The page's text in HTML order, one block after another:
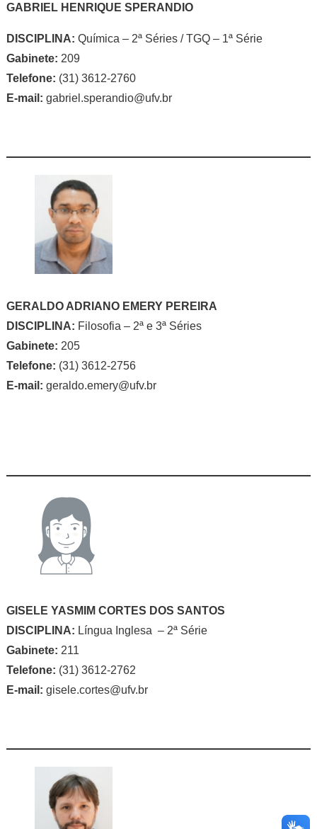
GABRIEL HENRIQUE SPERANDIO
DISCIPLINA: Química – 2ª Séries / TGQ – 1ª Série
Gabinete: 209
Telefone: (31) 3612-2760
E-mail: gabriel.sperandio@ufv.br
GERALDO ADRIANO EMERY PEREIRA
DISCIPLINA: Filosofia – 2ª e 3ª Séries
Gabinete: 205
Telefone: (31) 3612-2756
E-mail: geraldo.emery@ufv.br
GISELE YASMIM CORTES DOS SANTOS
DISCIPLINA: Língua Inglesa – 2ª Série
Gabinete: 211
Telefone: (31) 3612-2762
E-mail: gisele.cortes@ufv.br